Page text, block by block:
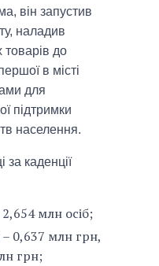
він запустив
наладив
товарів до
в місті
для
підтримки
населення.
за каденції
млн осіб;
– 0,637 млн грн,
грн;